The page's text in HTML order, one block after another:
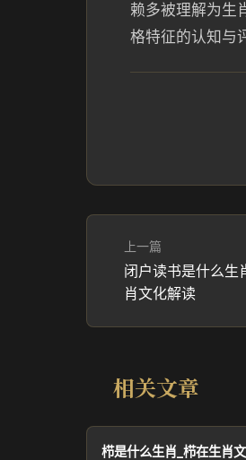
赖多被理解为生
格特征的认知与
上一篇
闭户读书是什么生
肖文化解读
相关文章
栉是什么生肖_栉在生肖